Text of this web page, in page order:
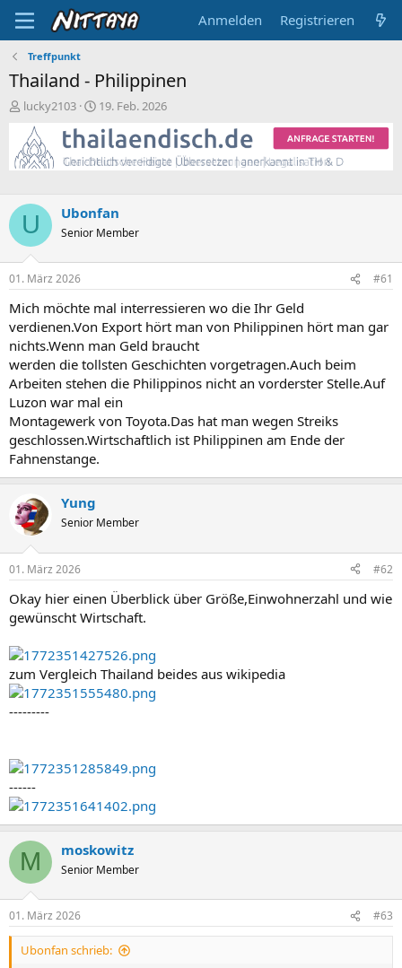
Anmelden Registrieren
Treffpunkt
Thailand - Philippinen
E
s
t
e
l
e
r
lucky2103
E
s
t
e
t
a
19. Feb. 2026
U Ubonfan
Senior Member
01. März 2026 #61
Mich möchte mal interressieren wo die Ihr Geld
verdienen.Von Export hört man von Philippinen hört man gar
nichts.Wenn man Geld braucht
werden die tollsten Geschichten vorgetragen.Auch beim
Arbeiten stehen die Philippinos nicht an vorderster Stelle.Auf
Luzon war mal ein
Montagewerk von Toyota.Das hat man wegen Streiks
geschlossen.Wirtschaftlich ist Philippinen am Ende der
Fahnenstange.
Yung
Senior Member
01. März 2026 #62
Okay hier einen Überblick über Größe,Einwohnerzahl und wie
gewünscht Wirtschaft.
zum Vergleich Thailand beides aus wikipedia
---------
------
M moskowitz
Senior Member
01. März 2026 #63
Ubonfan schrieb: